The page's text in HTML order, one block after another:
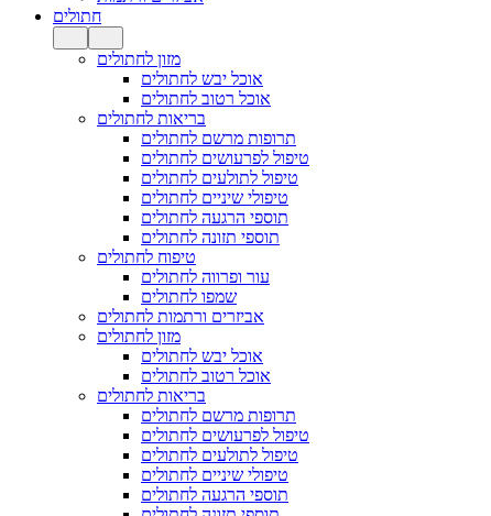
חתולים
מזון לחתולים
אוכל יבש לחתולים
אוכל רטוב לחתולים
בריאות לחתולים
תרופות מרשם לחתולים
טיפול לפרעושים לחתולים
טיפול לתולעים לחתולים
טיפולי שיניים לחתולים
תוספי הרגעה לחתולים
תוספי תזונה לחתולים
טיפוח לחתולים
עור ופרווה לחתולים
שמפו לחתולים
אביזרים ורתמות לחתולים
מזון לחתולים
אוכל יבש לחתולים
אוכל רטוב לחתולים
בריאות לחתולים
תרופות מרשם לחתולים
טיפול לפרעושים לחתולים
טיפול לתולעים לחתולים
טיפולי שיניים לחתולים
תוספי הרגעה לחתולים